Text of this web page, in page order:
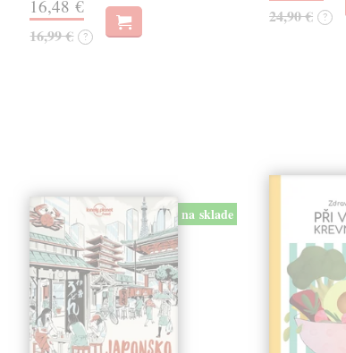
16,48 €
16,99 € ?
24,90 € ?
na sklade